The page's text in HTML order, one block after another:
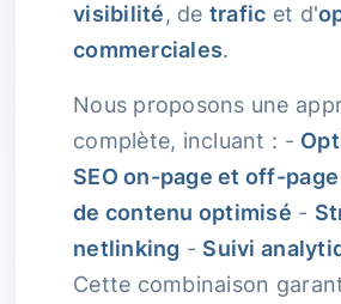
visibilité, de trafic et d'
commerciales.
Nous proposons une
complète, incluant : -
SEO on-page et off-page
de contenu optimisé -
netlinking - Suivi
Cette combinaison